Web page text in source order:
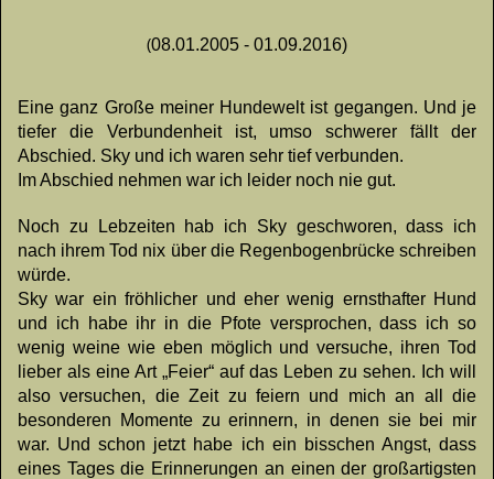
(08.01.2005 - 01.09.2016)
Eine ganz Große meiner Hundewelt ist gegangen. Und je
tiefer die Verbundenheit ist, umso schwerer fällt der
Abschied. Sky und ich waren sehr tief verbunden.
Im Abschied nehmen war ich leider noch nie gut.
Noch zu Lebzeiten hab ich Sky geschworen, dass ich
nach ihrem Tod nix über die Regenbogenbrücke schreiben
würde.
Sky war ein fröhlicher und eher wenig ernsthafter Hund
und ich habe ihr in die Pfote versprochen, dass ich so
wenig weine wie eben möglich und versuche, ihren Tod
lieber als eine Art „Feier“ auf das Leben zu sehen. Ich will
also versuchen, die Zeit zu feiern und mich an all die
besonderen Momente zu erinnern, in denen sie bei mir
war. Und schon jetzt habe ich ein bisschen Angst, dass
eines Tages die Erinnerungen an einen der großartigsten